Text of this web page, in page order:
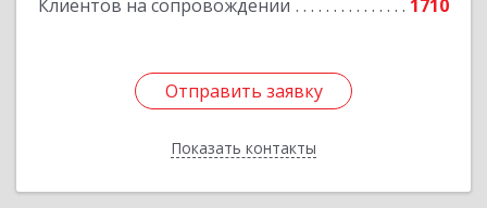
Клиентов на сопровождении 1710
Отправить заявку
Показать контакты
Отправить заявку
Назад